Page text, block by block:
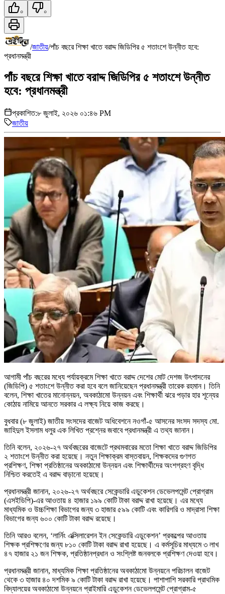
০ ০
/জাতীয়/পাঁচ বছরে শিক্ষা খাতে বরাদ্দ জিডিপির ৫ শতাংশে উন্নীত হবে:
প্রধানমন্ত্রী
পাঁচ বছরে শিক্ষা খাতে বরাদ্দ জিডিপির ৫ শতাংশে উন্নীত
হবে: প্রধানমন্ত্রী
প্রকাশিত:৮ জুলাই, ২০২৬ ০১:৪৬ PM
জাতীয়
আগামী পাঁচ বছরের মধ্যে পর্যায়ক্রমে শিক্ষা খাতে বরাদ্দ দেশের মোট দেশজ উৎপাদনের
(জিডিপি) ৫ শতাংশে উন্নীত করা হবে বলে জানিয়েছেন প্রধানমন্ত্রী তারেক রহমান। তিনি
বলেন, শিক্ষা খাতের মানোন্নয়ন, অবকাঠামো উন্নয়ন এবং শিক্ষার্থী ঝরে পড়ার হার শূন্যের
কোঠায় নামিয়ে আনতে সরকার এ লক্ষ্য নিয়ে কাজ করছে।
বুধবার (৮ জুলাই) জাতীয় সংসদের বাজেট অধিবেশনে নওগাঁ-৫ আসনের সংসদ সদস্য মো.
জাহিদুল ইসলাম ধলুর এক লিখিত প্রশ্নের জবাবে প্রধানমন্ত্রী এ তথ্য জানান।
তিনি বলেন, ২০২৬-২৭ অর্থবছরের বাজেটে প্রথমবারের মতো শিক্ষা খাতে বরাদ্দ জিডিপির
২ শতাংশে উন্নীত করা হয়েছে। নতুন শিক্ষাক্রম বাস্তবায়ন, শিক্ষকদের গুণগত
প্রশিক্ষণ, শিক্ষা প্রতিষ্ঠানের অবকাঠামো উন্নয়ন এবং শিক্ষার্থীদের অংশগ্রহণ বৃদ্ধি
নিশ্চিত করতেই এ বরাদ্দ বাড়ানো হয়েছে।
প্রধানমন্ত্রী জানান, ২০২৬-২৭ অর্থবছরে সেকেন্ডারি এডুকেশন ডেভেলপমেন্ট প্রোগ্রাম
(এসইডিপি)-এর আওতায় ৪ হাজার ১৯৯ কোটি টাকা বরাদ্দ রাখা হয়েছে। এর মধ্যে
মাধ্যমিক ও উচ্চশিক্ষা বিভাগের জন্য ৩ হাজার ৫৯৯ কোটি এবং কারিগরি ও মাদ্রাসা শিক্ষা
বিভাগের জন্য ৬০০ কোটি টাকা বরাদ্দ রয়েছে।
তিনি আরও বলেন, ‘লার্নিং এক্সিলারেশন ইন সেকেন্ডারি এডুকেশন’ প্রকল্পের আওতায়
শিক্ষক প্রশিক্ষণের জন্য ৮১০ কোটি টাকা বরাদ্দ রাখা হয়েছে। এ কর্মসূচির মাধ্যমে ৩ লাখ
৪৭ হাজার ২১ জন শিক্ষক, প্রতিষ্ঠানপ্রধান ও সংশ্লিষ্ট জনবলকে প্রশিক্ষণ দেওয়া হবে।
প্রধানমন্ত্রী জানান, মাধ্যমিক শিক্ষা প্রতিষ্ঠানের অবকাঠামো উন্নয়নে পরিচালন বাজেট
থেকে ৩ হাজার ৪০ দশমিক ৯ কোটি টাকা বরাদ্দ রাখা হয়েছে। পাশাপাশি সরকারি প্রাথমিক
বিদ্যালয়ের অবকাঠামো উন্নয়নে প্রাইমারি এডুকেশন ডেভেলপমেন্ট প্রোগ্রাম-৫